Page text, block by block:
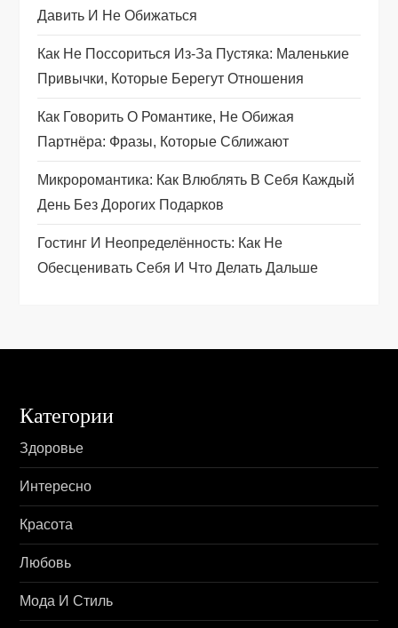
п
о
з
а
п
и
с
Давить И Не Обижаться
Как Не Поссориться Из‑за Пустяка: Маленькие
Привычки, Которые Берегут Отношения
Как Говорить О Романтике, Не Обижая
Партнёра: Фразы, Которые Сближают
Микроромантика: Как Влюблять В Себя Каждый
День Без Дорогих Подарков
Гостинг И Неопределённость: Как Не
Обесценивать Себя И Что Делать Дальше
Категории
Здоровье
Интересно
Красота
Любовь
Мода И Стиль